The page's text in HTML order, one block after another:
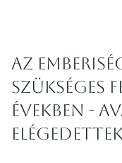
Az
szükséges
években -